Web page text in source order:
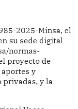
2025-Minsa, el
su sede digital
normas-
proyecto de
y
privadas, y la